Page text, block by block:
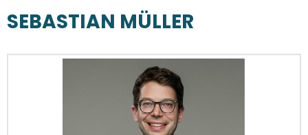
SEBASTIAN MÜLLER